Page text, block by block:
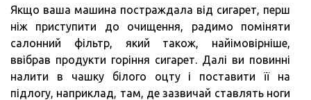
Якщо ваша машина постраждала від сигарет, перш
ніж приступити до очищення, радимо поміняти
салонний фільтр, який також, найімовірніше,
ввібрав продукти горіння сигарет. Далі ви повинні
налити в чашку білого оцту і поставити її на
підлогу, наприклад, там, де зазвичай ставлять ноги